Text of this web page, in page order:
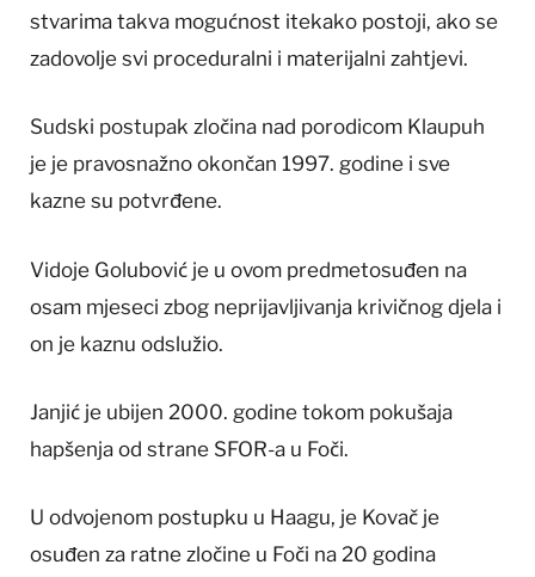
stvarima takva mogućnost itekako postoji, ako se
zadovolje svi proceduralni i materijalni zahtjevi.
Sudski postupak zločina nad porodicom Klaupuh
je je pravosnažno okončan 1997. godine i sve
kazne su potvrđene.
Vidoje Golubović je u ovom predmetosuđen na
osam mjeseci zbog neprijavljivanja krivičnog djela i
on je kaznu odslužio.
Janjić je ubijen 2000. godine tokom pokušaja
hapšenja od strane SFOR-a u Foči.
U odvojenom postupku u Haagu, je Kovač je
osuđen za ratne zločine u Foči na 20 godina